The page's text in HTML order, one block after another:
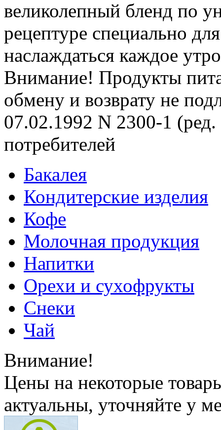
великолепный бленд по
рецептуре специально
наслаждаться каждое
Внимание! Продукты
обмену и возврату не
07.02.1992 N 2300-1
потребителей
Бакалея
Кондитерские изделия
Кофе
Молочная продукция
Напитки
Орехи и сухофрукты
Снеки
Чай
Внимание!
Цены на некоторые
актуальны, уточняйте у